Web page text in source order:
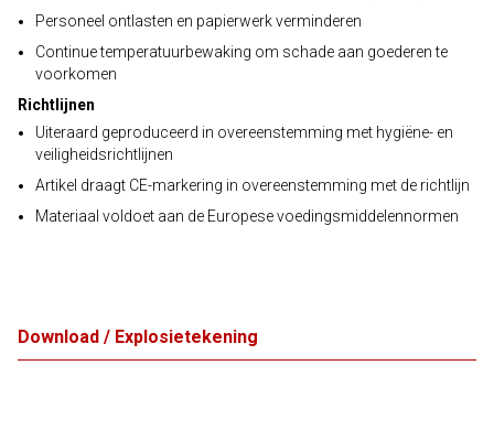
Personeel ontlasten en papierwerk verminderen
Continue temperatuurbewaking om schade aan goederen te
voorkomen
Richtlijnen
Uiteraard geproduceerd in overeenstemming met hygiëne- en
veiligheidsrichtlijnen
Artikel draagt CE-markering in overeenstemming met de richtlijn
Materiaal voldoet aan de Europese voedingsmiddelennormen
Download / Explosietekening